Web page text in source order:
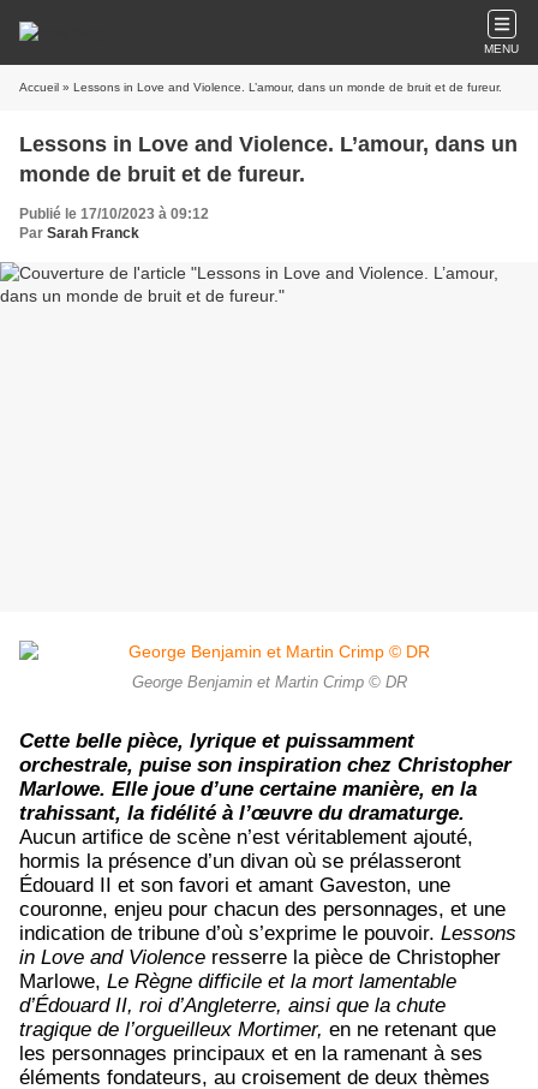
MENU
Accueil » Lessons in Love and Violence. L’amour, dans un monde de bruit et de fureur.
Lessons in Love and Violence. L’amour, dans un
monde de bruit et de fureur.
Publié le 17/10/2023 à 09:12
Par Sarah Franck
George Benjamin et Martin Crimp © DR
Cette belle pièce, lyrique et puissamment
orchestrale, puise son inspiration chez Christopher
Marlowe. Elle joue d’une certaine manière, en la
trahissant, la fidélité à l’œuvre du dramaturge.
Aucun artifice de scène n’est véritablement ajouté,
hormis la présence d’un divan où se prélasseront
Édouard II et son favori et amant Gaveston, une
couronne, enjeu pour chacun des personnages, et une
indication de tribune d’où s’exprime le pouvoir. Lessons
in Love and Violence resserre la pièce de Christopher
Marlowe, Le Règne difficile et la mort lamentable
d’Édouard II, roi d’Angleterre, ainsi que la chute
tragique de l’orgueilleux Mortimer, en ne retenant que
les personnages principaux et en la ramenant à ses
éléments fondateurs, au croisement de deux thèmes